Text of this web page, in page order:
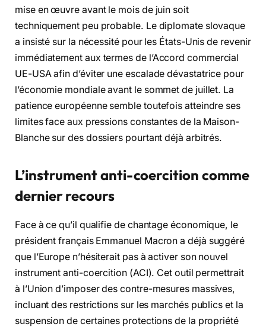
mise en œuvre avant le mois de juin soit
techniquement peu probable. Le diplomate slovaque
a insisté sur la nécessité pour les États-Unis de revenir
immédiatement aux termes de l’Accord commercial
UE-USA afin d’éviter une escalade dévastatrice pour
l’économie mondiale avant le sommet de juillet. La
patience européenne semble toutefois atteindre ses
limites face aux pressions constantes de la Maison-
Blanche sur des dossiers pourtant déjà arbitrés.
L’instrument anti-coercition comme
dernier recours
Face à ce qu’il qualifie de chantage économique, le
président français Emmanuel Macron a déjà suggéré
que l’Europe n’hésiterait pas à activer son nouvel
instrument anti-coercition (ACI). Cet outil permettrait
à l’Union d’imposer des contre-mesures massives,
incluant des restrictions sur les marchés publics et la
suspension de certaines protections de la propriété